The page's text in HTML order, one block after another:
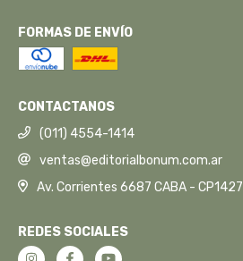
FORMAS DE ENVÍO
CONTACTANOS
(011) 4554-1414
ventas@editorialbonum.com.ar
Av. Corrientes 6687 CABA - CP1427
REDES SOCIALES